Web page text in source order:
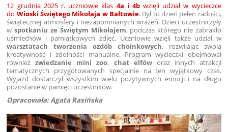
12 grudnia 2025 r. uczniowie klas 4a i 4bwzięli udział w wycieczce
do Wioski Świętego Mikołaja w Bałtowie. Był to dzień pełen radości,
świątecznej atmosfery i niezapomnianych wrażeń. Dzieci uczestniczyły
wspotkaniu ze Świętym Mikołajem, podczas którego nie zabrakło
uśmiechów i pamiątkowych zdjęć. Uczniowie wzięli także udział w
warsztatach tworzenia ozdób choinkowych, rozwijając swoją
kreatywność i zdolności manualne. Program wycieczki obejmował
równieżzwiedzanie mini zoo, chat elfóworaz innych atrakcji
tematycznych przygotowanych specjalnie na ten wyjątkowy czas.
Wyjazd dostarczył wszystkim wielu pozytywnych emocji i na długo
pozostanie w pamięci uczestników.
Opracowała: Agata Rasińska